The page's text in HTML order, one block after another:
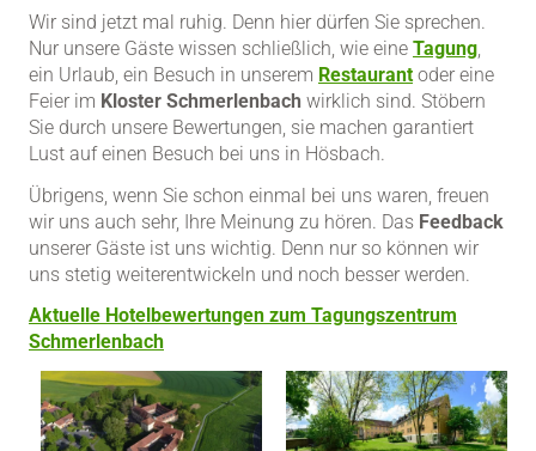
Wir sind jetzt mal ruhig. Denn hier dürfen Sie sprechen.
Nur unsere Gäste wissen schließlich, wie eine Tagung,
ein Urlaub, ein Besuch in unserem Restaurantoder eine
Feier im Kloster Schmerlenbach wirklich sind. Stöbern
Sie durch unsere Bewertungen, sie machen garantiert
Lust auf einen Besuch bei uns in Hösbach.
Übrigens, wenn Sie schon einmal bei uns waren, freuen
wir uns auch sehr, Ihre Meinung zu hören. Das Feedback
unserer Gäste ist uns wichtig. Denn nur so können wir
uns stetig weiterentwickeln und noch besser werden.
Aktuelle Hotelbewertungen zum Tagungszentrum
Schmerlenbach